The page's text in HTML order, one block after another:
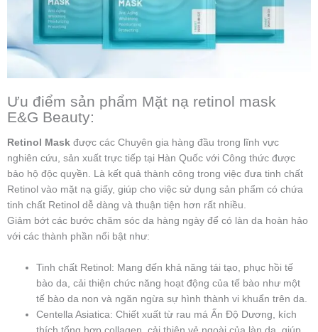
Ưu điểm sản phẩm Mặt nạ retinol mask
E&G Beauty:
Retinol Mask được các Chuyên gia hàng đầu trong lĩnh vực
nghiên cứu, sản xuất trực tiếp tại Hàn Quốc với Công thức được
bảo hộ độc quyền. Là kết quả thành công trong việc đưa tinh chất
Retinol vào mặt nạ giấy, giúp cho việc sử dụng sản phẩm có chứa
tinh chất Retinol dễ dàng và thuận tiện hơn rất nhiều.
Giảm bớt các bước chăm sóc da hàng ngày để có làn da hoàn hảo
với các thành phần nổi bật như:
Tinh chất Retinol: Mang đến khả năng tái tạo, phục hồi tế
bào da, cải thiện chức năng hoạt động của tế bào như một
tế bào da non và ngăn ngừa sự hình thành vi khuẩn trên da.
Centella Asiatica: Chiết xuất từ rau má Ấn Độ Dương, kích